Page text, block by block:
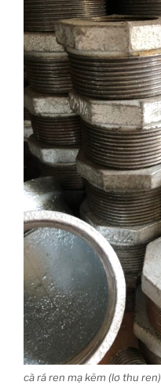
cà rá ren mạ kẽm (lơ thu ren)